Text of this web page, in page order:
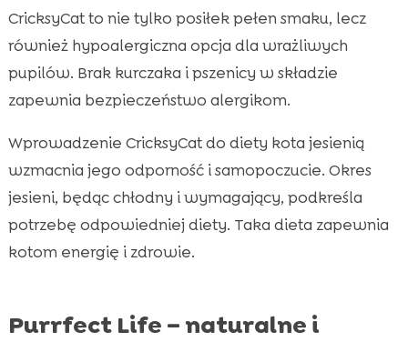
CricksyCat to nie tylko posiłek pełen smaku, lecz
również hypoalergiczna opcja dla wrażliwych
pupilów. Brak kurczaka i pszenicy w składzie
zapewnia bezpieczeństwo alergikom.
Wprowadzenie CricksyCat do diety kota jesienią
wzmacnia jego odporność i samopoczucie. Okres
jesieni, będąc chłodny i wymagający, podkreśla
potrzebę odpowiedniej diety. Taka dieta zapewnia
kotom energię i zdrowie.
Purrfect Life – naturalne i